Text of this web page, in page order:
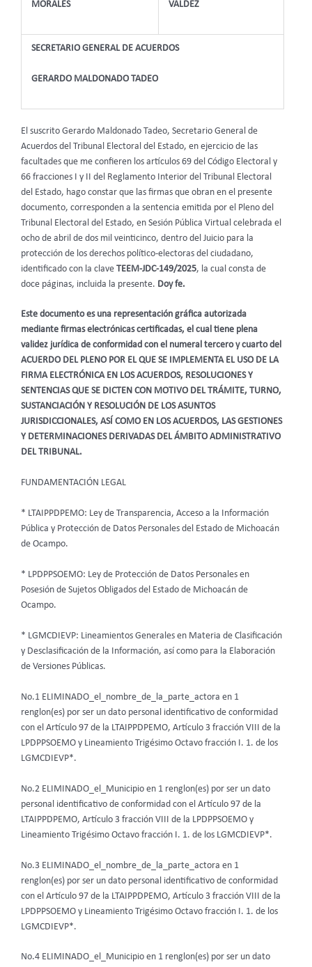
MORALES VALDEZ
SECRETARIO GENERAL DE ACUERDOS
GERARDO MALDONADO TADEO
El suscrito Gerardo Maldonado Tadeo, Secretario General de
Acuerdos del Tribunal Electoral del Estado, en ejercicio de las
facultades que me confieren los artículos 69 del Código Electoral y
66 fracciones I y II del Reglamento Interior del Tribunal Electoral
del Estado, hago constar que las firmas que obran en el presente
documento, corresponden a la sentencia emitida por el Pleno del
Tribunal Electoral del Estado, en Sesión Pública Virtual celebrada el
ocho de abril de dos mil veinticinco, dentro del Juicio para la
protección de los derechos político-electoras del ciudadano,
identificado con la clave TEEM-JDC-149/2025, la cual consta de
doce páginas, incluida la presente. Doy fe.
Este documento es una representación gráfica autorizada
mediante firmas electrónicas certificadas, el cual tiene plena
validez jurídica de conformidad con el numeral tercero y cuarto del
ACUERDO DEL PLENO POR EL QUE SE IMPLEMENTA EL USO DE LA
FIRMA ELECTRÓNICA EN LOS ACUERDOS, RESOLUCIONES Y
SENTENCIAS QUE SE DICTEN CON MOTIVO DEL TRÁMITE, TURNO,
SUSTANCIACIÓN Y RESOLUCIÓN DE LOS ASUNTOS
JURISDICCIONALES, ASÍ COMO EN LOS ACUERDOS, LAS GESTIONES
Y DETERMINACIONES DERIVADAS DEL ÁMBITO ADMINISTRATIVO
DEL TRIBUNAL.
FUNDAMENTACIÓN LEGAL
* LTAIPPDPEMO: Ley de Transparencia, Acceso a la Información
Pública y Protección de Datos Personales del Estado de Michoacán
de Ocampo.
* LPDPPSOEMO: Ley de Protección de Datos Personales en
Posesión de Sujetos Obligados del Estado de Michoacán de
Ocampo.
* LGMCDIEVP: Lineamientos Generales en Materia de Clasificación
y Desclasificación de la Información, así como para la Elaboración
de Versiones Públicas.
No.1 ELIMINADO_el_nombre_de_la_parte_actora en 1
renglon(es) por ser un dato personal identificativo de conformidad
con el Artículo 97 de la LTAIPPDPEMO, Artículo 3 fracción VIII de la
LPDPPSOEMO y Lineamiento Trigésimo Octavo fracción I. 1. de los
LGMCDIEVP*.
No.2 ELIMINADO_el_Municipio en 1 renglon(es) por ser un dato
personal identificativo de conformidad con el Artículo 97 de la
LTAIPPDPEMO, Artículo 3 fracción VIII de la LPDPPSOEMO y
Lineamiento Trigésimo Octavo fracción I. 1. de los LGMCDIEVP*.
No.3 ELIMINADO_el_nombre_de_la_parte_actora en 1
renglon(es) por ser un dato personal identificativo de conformidad
con el Artículo 97 de la LTAIPPDPEMO, Artículo 3 fracción VIII de la
LPDPPSOEMO y Lineamiento Trigésimo Octavo fracción I. 1. de los
LGMCDIEVP*.
No.4 ELIMINADO_el_Municipio en 1 renglon(es) por ser un dato